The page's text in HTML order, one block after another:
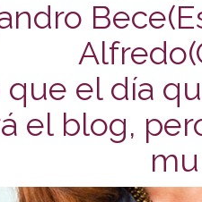
que el día
el blog,